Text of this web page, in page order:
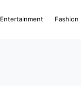
Entertainment Fashion